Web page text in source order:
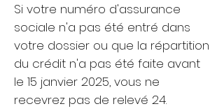
Si votre numéro d'assurance
sociale n'a pas été entré dans
votre dossier ou que la répartition
du crédit n'a pas été faite avant
le 15 janvier 2025, vous ne
recevrez pas de relevé 24.